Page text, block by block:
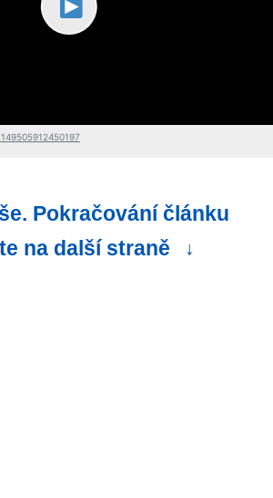
Pokračování článku
na další straně
↓